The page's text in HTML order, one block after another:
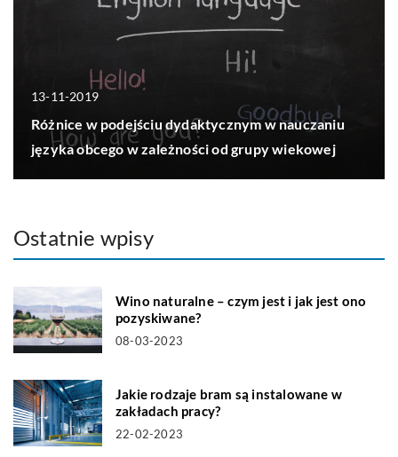
13-11-2019
Różnice w podejściu dydaktycznym w nauczaniu
języka obcego w zależności od grupy wiekowej
Ostatnie wpisy
Wino naturalne – czym jest i jak jest ono
pozyskiwane?
08-03-2023
Jakie rodzaje bram są instalowane w
zakładach pracy?
22-02-2023